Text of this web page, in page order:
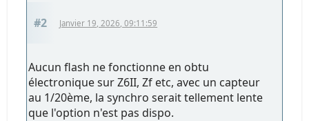
#2 Janvier 19, 2026, 09:11:59
Aucun flash ne fonctionne en obtu
électronique sur Z6II, Zf etc, avec un capteur
au 1/20ème, la synchro serait tellement lente
que l'option n'est pas dispo.